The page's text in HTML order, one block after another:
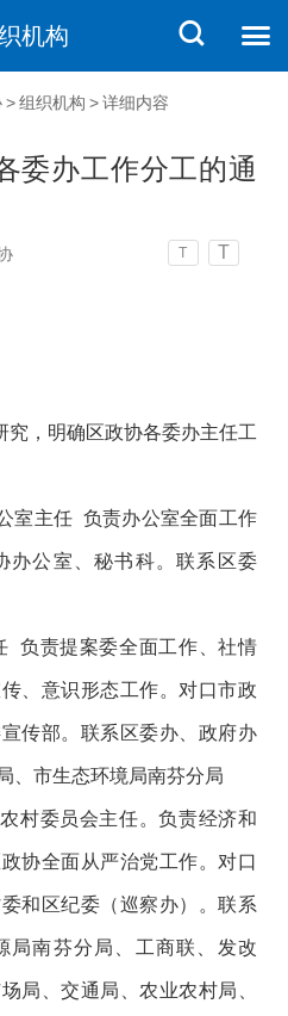
机构
> 组织机构 > 详细内容
委办工作分工的通
T T
究，明确区政协各委办主任工
室主任 负责办公室全面工作
办公室、秘书科。联系区委
负责提案委全面工作、社情
、意识形态工作。对口市政
传部。联系区委办、政府办
、市生态环境局南芬分局
村委员会主任。负责经济和
协全面从严治党工作。对口
和区纪委（巡察办）。联系
局南芬分局、工商联、发改
局、交通局、农业农村局、